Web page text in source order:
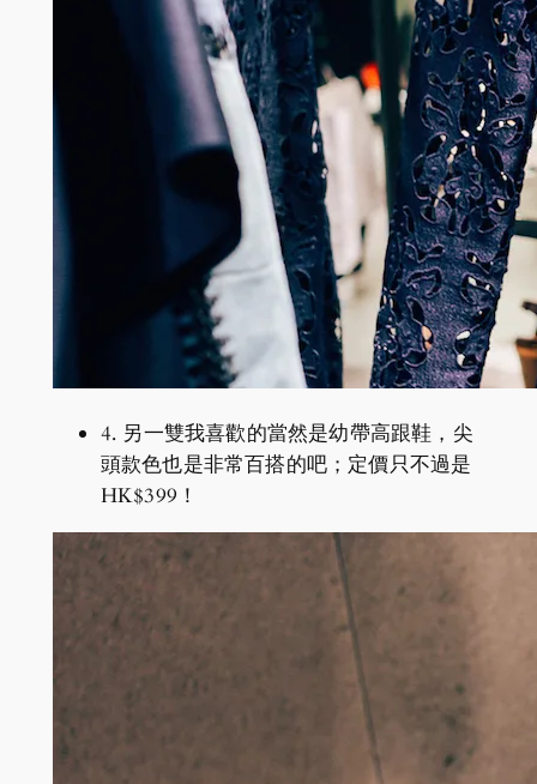
4. 另一雙我喜歡的當然是幼帶高跟鞋，尖
頭款色也是非常百搭的吧；定價只不過是
HK$399！